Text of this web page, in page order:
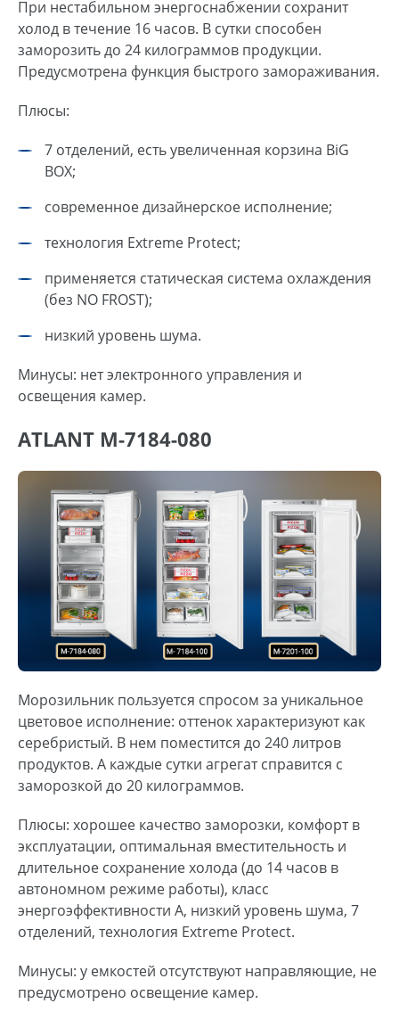
При нестабильном энергоснабжении сохранит
холод в течение 16 часов. В сутки способен
заморозить до 24 килограммов продукции.
Предусмотрена функция быстрого замораживания.
Плюсы:
7 отделений, есть увеличенная корзина BiG
BOX;
современное дизайнерское исполнение;
технология Extreme Protect;
применяется статическая система охлаждения
(без NO FROST);
низкий уровень шума.
Минусы: нет электронного управления и
освещения камер.
ATLANT М-7184-080
Морозильник пользуется спросом за уникальное
цветовое исполнение: оттенок характеризуют как
серебристый. В нем поместится до 240 литров
продуктов. А каждые сутки агрегат справится с
заморозкой до 20 килограммов.
Плюсы: хорошее качество заморозки, комфорт в
эксплуатации, оптимальная вместительность и
длительное сохранение холода (до 14 часов в
автономном режиме работы), класс
энергоэффективности А, низкий уровень шума, 7
отделений, технология Extreme Protect.
Минусы: у емкостей отсутствуют направляющие, не
предусмотрено освещение камер.